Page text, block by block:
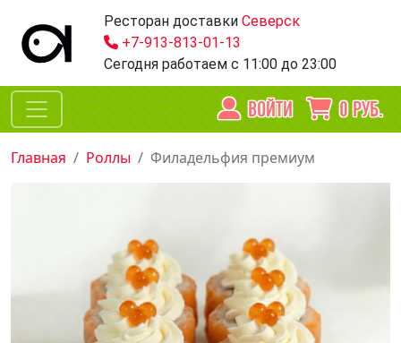
Ресторан доставки Северск
+7-913-813-01-13
Сегодня работаем с 11:00 до 23:00
ВОЙТИ 0РУБ.
Главная Роллы Филадельфия премиум